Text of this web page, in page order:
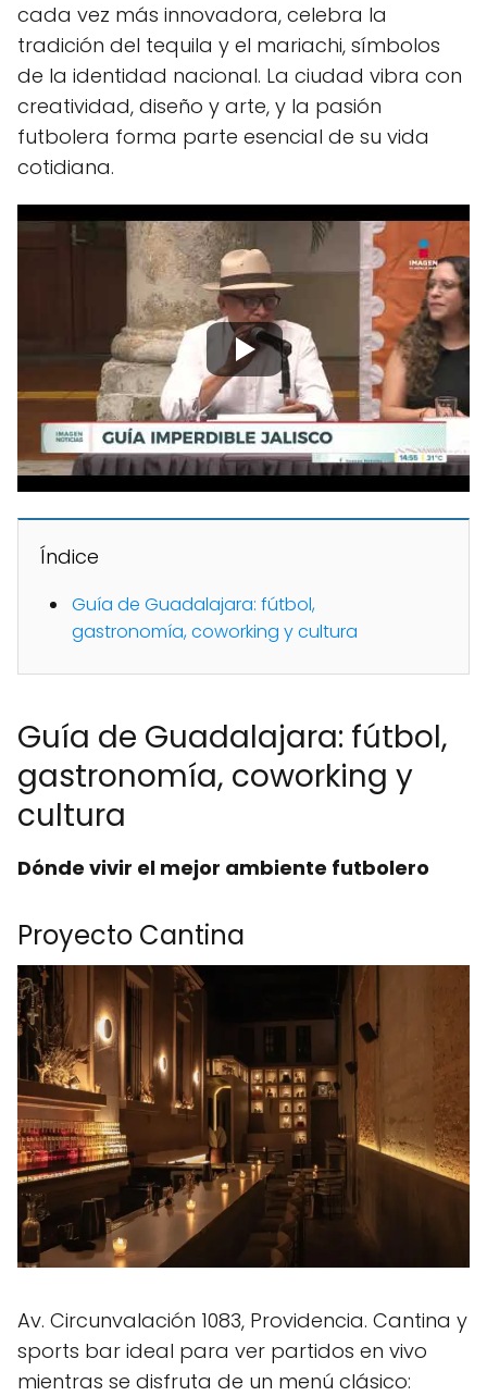
cada vez más innovadora, celebra la
tradición del tequila y el mariachi, símbolos
de la identidad nacional. La ciudad vibra con
creatividad, diseño y arte, y la pasión
futbolera forma parte esencial de su vida
cotidiana.
Índice
Guía de Guadalajara: fútbol,
gastronomía, coworking y cultura
Guía de Guadalajara: fútbol,
gastronomía, coworking y
cultura
Dónde vivir el mejor ambiente futbolero
Proyecto Cantina
Av. Circunvalación 1083, Providencia. Cantina y
sports bar ideal para ver partidos en vivo
mientras se disfruta de un menú clásico: